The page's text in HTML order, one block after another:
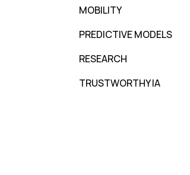
MOBILITY
PREDICTIVE MODELS
RESEARCH
TRUSTWORTHY IA